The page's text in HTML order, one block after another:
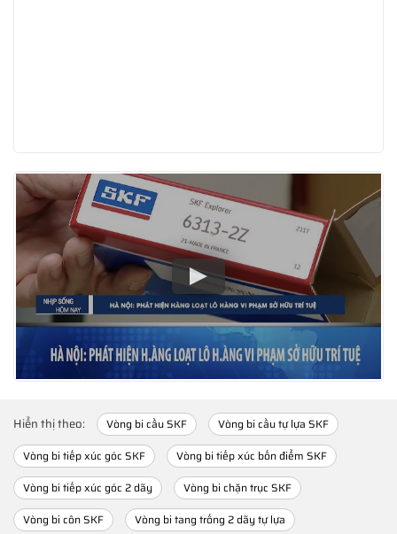
Hiển thị theo: Vòng bi cầu SKF
Vòng bi cầu tự lựa SKF
Vòng bi tiếp xúc góc SKF
Vòng bi tiếp xúc bốn điểm SKF
Vòng bi tiếp xúc góc 2 dãy
Vòng bi chặn trục SKF
Vòng bi côn SKF
Vòng bi tang trống 2 dãy tự lựa